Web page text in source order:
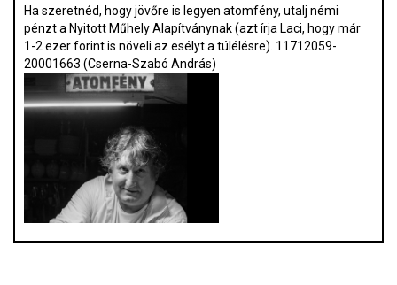
Ha szeretnéd, hogy jövőre is legyen atomfény, utalj némi
pénzt a Nyitott Műhely Alapítványnak (azt írja Laci, hogy már
1-2 ezer forint is növeli az esélyt a túlélésre). 11712059-
20001663 (Cserna-Szabó András)